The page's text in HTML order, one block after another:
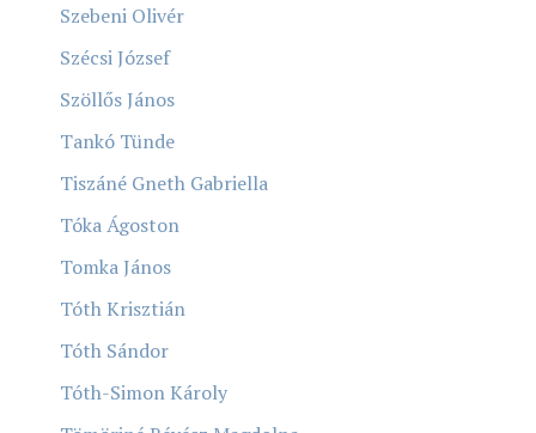
Szebeni Olivér
Szécsi József
Szöllős János
Tankó Tünde
Tiszáné Gneth Gabriella
Tóka Ágoston
Tomka János
Tóth Krisztián
Tóth Sándor
Tóth-Simon Károly